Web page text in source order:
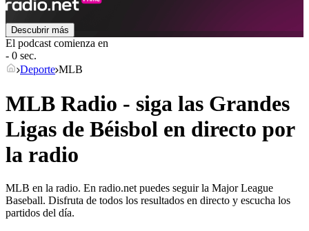
Descubrir más
El podcast comienza en
- 0 sec.
Deporte MLB
MLB Radio - siga las Grandes
Ligas de Béisbol en directo por
la radio
MLB en la radio. En radio.net puedes seguir la Major League
Baseball. Disfruta de todos los resultados en directo y escucha los
partidos del día.